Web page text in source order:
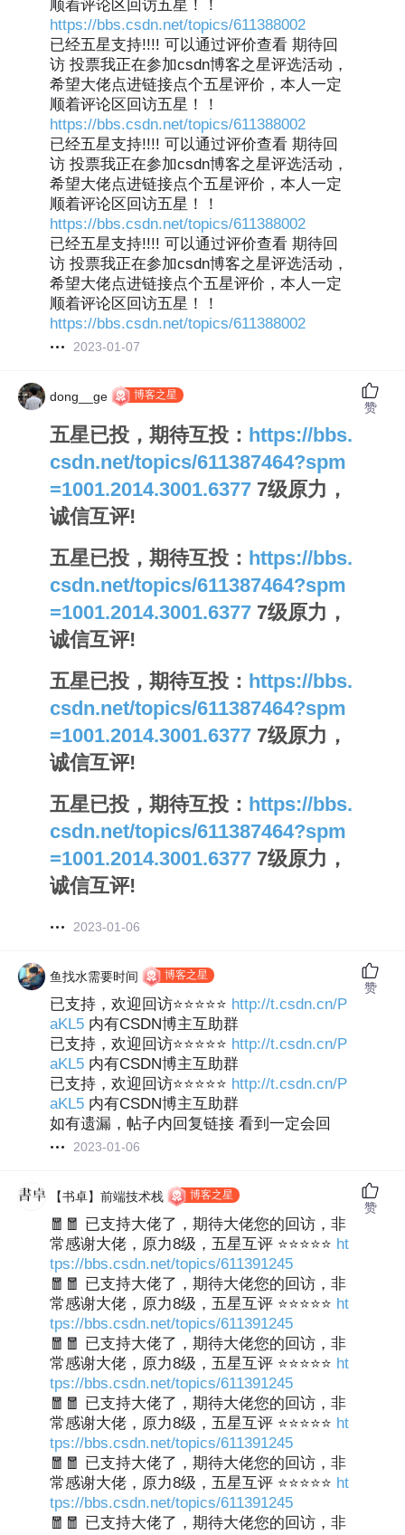
顺着评论区回访五星！！
https://bbs.csdn.net/topics/611388002
已经五星支持!!!! 可以通过评价查看 期待回
访 投票我正在参加csdn博客之星评选活动，
希望大佬点进链接点个五星评价，本人一定
顺着评论区回访五星！！
https://bbs.csdn.net/topics/611388002
已经五星支持!!!! 可以通过评价查看 期待回
访 投票我正在参加csdn博客之星评选活动，
希望大佬点进链接点个五星评价，本人一定
顺着评论区回访五星！！
https://bbs.csdn.net/topics/611388002
已经五星支持!!!! 可以通过评价查看 期待回
访 投票我正在参加csdn博客之星评选活动，
希望大佬点进链接点个五星评价，本人一定
顺着评论区回访五星！！
https://bbs.csdn.net/topics/611388002
2023-01-07
dong__ge 博客之星
五星已投，期待互投： https://bbs.
csdn.net/topics/611387464?spm
=1001.2014.3001.6377 7级原力，
诚信互评!
五星已投，期待互投： https://bbs.
csdn.net/topics/611387464?spm
=1001.2014.3001.6377 7级原力，
诚信互评!
五星已投，期待互投： https://bbs.
csdn.net/topics/611387464?spm
=1001.2014.3001.6377 7级原力，
诚信互评!
五星已投，期待互投： https://bbs.
csdn.net/topics/611387464?spm
=1001.2014.3001.6377 7级原力，
诚信互评!
2023-01-06
赞
鱼找水需要时间 博客之星
已支持，欢迎回访⭐⭐⭐⭐⭐ http://t.csdn.cn/P
aKL5 内有CSDN博主互助群
已支持，欢迎回访⭐⭐⭐⭐⭐ http://t.csdn.cn/P
aKL5 内有CSDN博主互助群
已支持，欢迎回访⭐⭐⭐⭐⭐ http://t.csdn.cn/P
aKL5 内有CSDN博主互助群
如有遗漏，帖子内回复链接 看到一定会回
2023-01-06
赞
【书卓】前端技术栈 博客之星
🧧🧧 已支持大佬了，期待大佬您的回访，非
常感谢大佬，原力8级，五星互评 ⭐⭐⭐⭐⭐ ht
tps://bbs.csdn.net/topics/611391245
🧧🧧 已支持大佬了，期待大佬您的回访，非
常感谢大佬，原力8级，五星互评 ⭐⭐⭐⭐⭐ ht
tps://bbs.csdn.net/topics/611391245
🧧🧧 已支持大佬了，期待大佬您的回访，非
常感谢大佬，原力8级，五星互评 ⭐⭐⭐⭐⭐ ht
tps://bbs.csdn.net/topics/611391245
🧧🧧 已支持大佬了，期待大佬您的回访，非
常感谢大佬，原力8级，五星互评 ⭐⭐⭐⭐⭐ ht
tps://bbs.csdn.net/topics/611391245
🧧🧧 已支持大佬了，期待大佬您的回访，非
常感谢大佬，原力8级，五星互评 ⭐⭐⭐⭐⭐ ht
tps://bbs.csdn.net/topics/611391245
🧧🧧 已支持大佬了，期待大佬您的回访，非
赞